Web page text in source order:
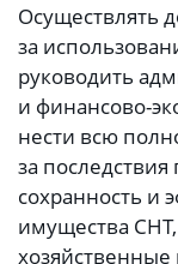
Осуществлять
за
руководить
и финансово-
нести всю
за
сохранность и
имущества
хозяйственные